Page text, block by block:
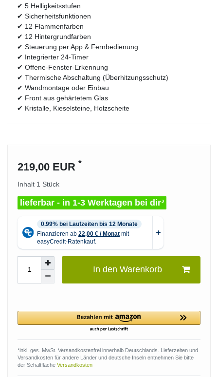
✔ 5 Helligkeitsstufen
✔ Sicherheitsfunktionen
✔ 12 Flammenfarben
✔ 12 Hintergrundfarben
✔ Steuerung per App & Fernbedienung
✔ Integrierter 24-Timer
✔ Offene-Fenster-Erkennung
✔ Thermische Abschaltung (Überhitzungsschutz)
✔ Wandmontage oder Einbau
✔ Front aus gehärtetem Glas
✔ Kristalle, Kieselsteine, Holzscheite
219,00 EUR *
Inhalt 1 Stück
lieferbar - in 1-3 Werktagen bei dir³
In den Warenkorb
*inkl. ges. MwSt. Versandkostenfrei innerhalb Deutschlands. Lieferzeiten und
Versandkosten für andere Länder und deutsche Inseln entnehmen Sie bitte
der Schaltfläche Versandkosten